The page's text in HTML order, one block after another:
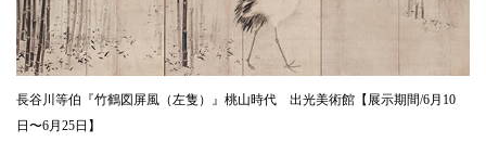
長谷川等伯『竹鶴図屏風（左隻）』桃山時代 出光美術館【展示期間/6月10
日〜6月25日】